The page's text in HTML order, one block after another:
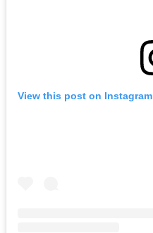
View this post on Instagram